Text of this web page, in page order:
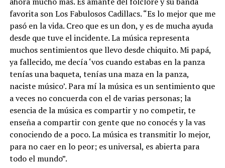
favorita son Los Fabulosos Cadillacs. “Es lo mejor que me
pasó en la vida. Creo que es un don, y es de mucha ayuda
desde que tuve el incidente. La música representa
muchos sentimientos que llevo desde chiquito. Mi papá,
ya fallecido, me decía ‘vos cuando estabas en la panza
tenías una baqueta, tenías una maza en la panza,
naciste músico’. Para mí la música es un sentimiento que
a veces no concuerda con el de varias personas; la
esencia de la música es compartir y no competir, te
enseña a compartir con gente que no conocés y la vas
conociendo de a poco. La música es transmitir lo mejor,
para no caer en lo peor; es universal, es abierta para
todo el mundo”.